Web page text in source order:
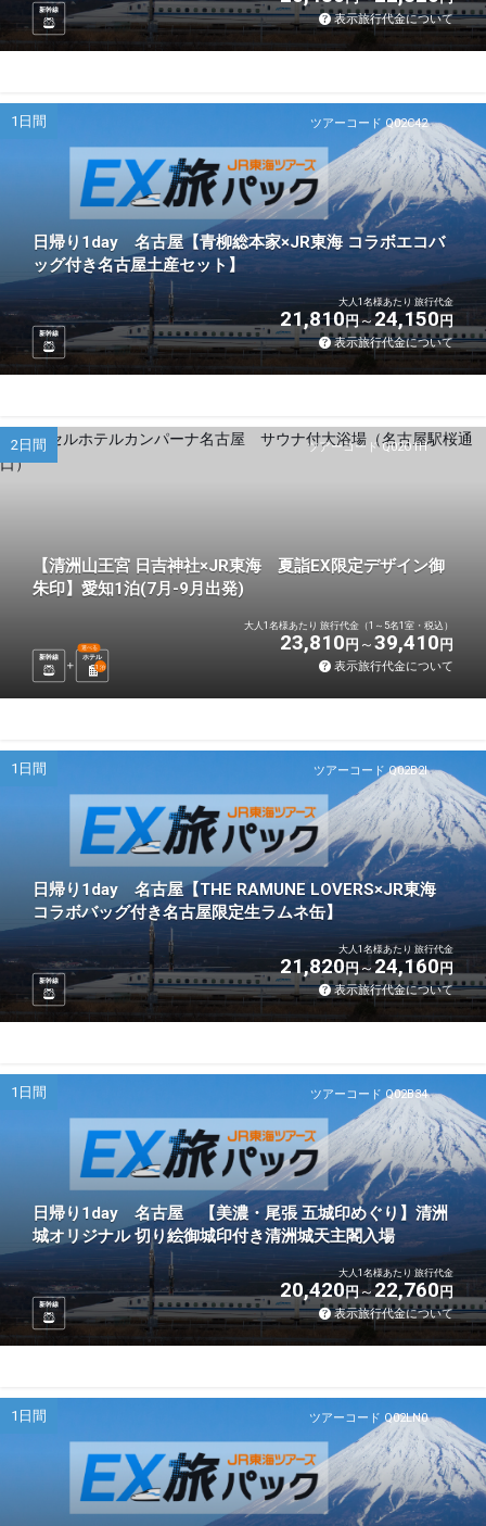
新幹線
表示旅行代金について
ツアーコード Q02C42
1日間
日帰り1day 名古屋【青柳総本家×JR東海 コラボエコバ
ッグ付き名古屋土産セット】
新幹線
大人1名様あたり 旅行代金
21,810円 24,150円
表示旅行代金について
ツアーコード Q02O1H
2日間
【清洲山王宮 日吉神社×JR東海 夏詣EX限定デザイン御
朱印】愛知1泊(7月-9月出発)
新幹線 ホテル
選べる
1 泊
大人1名様あたり 旅行代金（1～5名1室・税込）
23,810 円 39,410 円
表示旅行代金について
ツアーコード Q02B2I
1日間
日帰り1day 名古屋【THE RAMUNE LOVERS×JR東海
コラボバッグ付き名古屋限定生ラムネ缶】
新幹線
大人1名様あたり 旅行代金
21,820円 24,160円
表示旅行代金について
ツアーコード Q02B34
1日間
日帰り1day 名古屋 【美濃・尾張 五城印めぐり】清洲
城オリジナル 切り絵御城印付き清洲城天主閣入場
新幹線
大人1名様あたり 旅行代金
20,420円 22,760円
表示旅行代金について
ツアーコード Q02LN0
1日間